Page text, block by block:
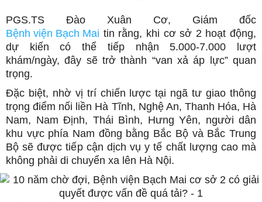
PGS.TS Đào Xuân Cơ, Giám đốc
Bệnh viện Bạch Mai tin rằng, khi cơ sở 2 hoạt động,
dự kiến có thể tiếp nhận 5.000-7.000 lượt
khám/ngày, đây sẽ trở thành “van xả áp lực” quan
trọng.
Đặc biệt, nhờ vị trí chiến lược tại ngã tư giao thông
trọng điểm nối liền Hà Tĩnh, Nghệ An, Thanh Hóa, Hà
Nam, Nam Định, Thái Bình, Hưng Yên, người dân
khu vực phía Nam đồng bằng Bắc Bộ và Bắc Trung
Bộ sẽ được tiếp cận dịch vụ y tế chất lượng cao mà
không phải di chuyển xa lên Hà Nội.